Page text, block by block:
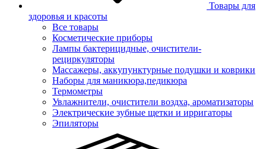
Товары для
здоровья и красоты
Все товары
Косметические приборы
Лампы бактерицидные, очистители-
рециркуляторы
Массажеры, аккупунктурные подушки и коврики
Наборы для маникюра,педикюра
Термометры
Увлажнители, очистители воздха, ароматизаторы
Электрические зубные щетки и ирригаторы
Эпиляторы